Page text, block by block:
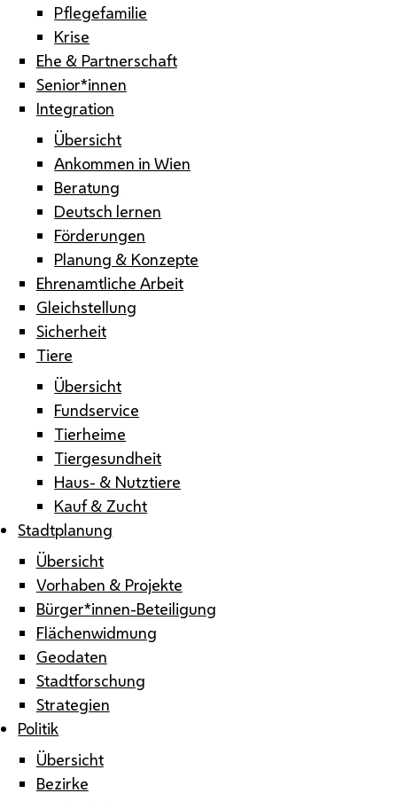
Pflegefamilie
Krise
Ehe & Partnerschaft
Senior*innen
Integration
Übersicht
Ankommen in Wien
Beratung
Deutsch lernen
Förderungen
Planung & Konzepte
Ehrenamtliche Arbeit
Gleichstellung
Sicherheit
Tiere
Übersicht
Fundservice
Tierheime
Tiergesundheit
Haus- & Nutztiere
Kauf & Zucht
Stadtplanung
Übersicht
Vorhaben & Projekte
Bürger*innen-Beteiligung
Flächenwidmung
Geodaten
Stadtforschung
Strategien
Politik
Übersicht
Bezirke